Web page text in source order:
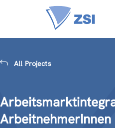
All Projects
ArbeitnehmerInnen